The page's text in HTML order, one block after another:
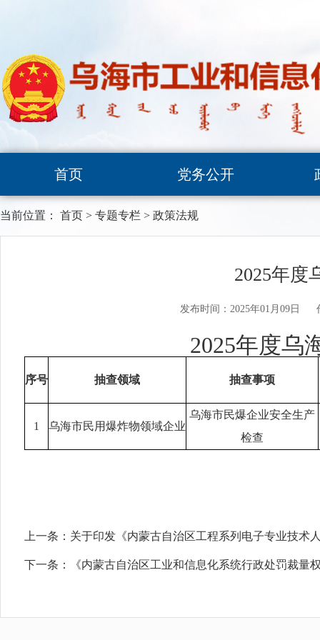
首页 党务公开
当前位置： 首页 > 专题专栏 > 政策法规
2025年度
发布时间：2025年01月09日
2025年度乌
序号 抽查领域 抽查事项
1 乌海市民用爆炸物领域企业
乌海市民爆企业安全生产
检查
上一条： 关于印发《内蒙古自治区工程系列电子专业技术
下一条： 《内蒙古自治区工业和信息化系统行政处罚裁